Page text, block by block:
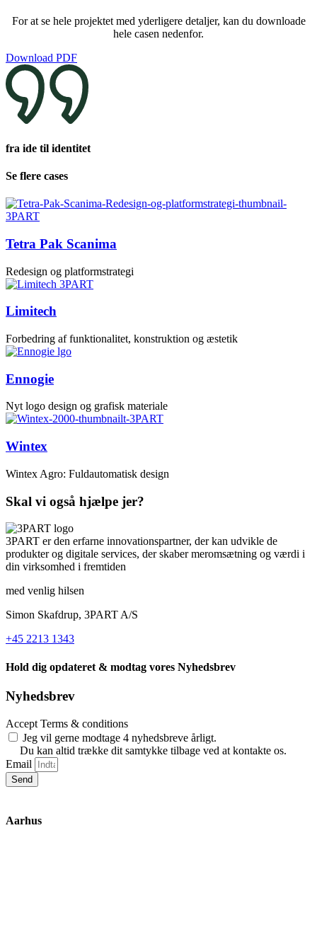
For at se hele projektet med yderligere detaljer, kan du downloade
hele casen nedenfor.
Download PDF
fra ide til identitet
Se flere cases
Tetra Pak Scanima
Redesign og platformstrategi
Limitech
Forbedring af funktionalitet, konstruktion og æstetik
Ennogie
Nyt logo design og grafisk materiale
Wintex
Wintex Agro: Fuldautomatisk design
Skal vi også hjælpe jer?
3PART er den erfarne innovationspartner, der kan udvikle de
produkter og digitale services, der skaber meromsætning og værdi i
din virksomhed i fremtiden
med venlig hilsen
Simon Skafdrup, 3PART A/S
+45 2213 1343
Hold dig opdateret & modtag vores Nyhedsbrev
Nyhedsbrev
Accept Terms & conditions
Jeg vil gerne modtage 4 nyhedsbreve årligt.
Du kan altid trække dit samtykke tilbage ved at kontakte os.
Email
Send
Aarhus